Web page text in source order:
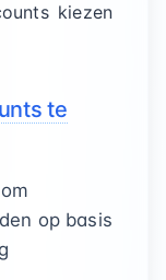
kiezen
te
om
op basis